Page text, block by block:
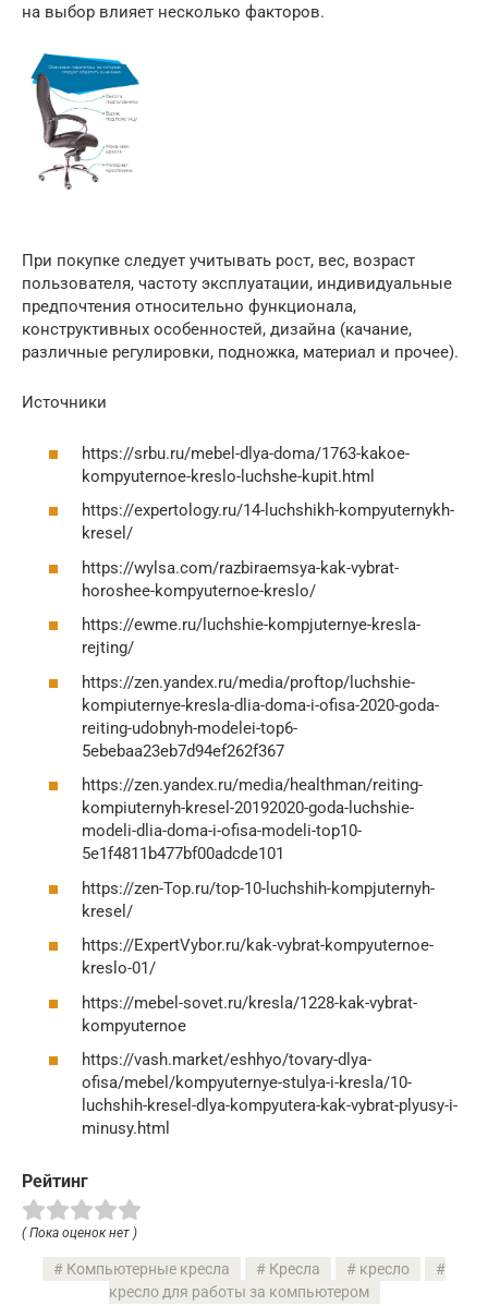
на выбор влияет несколько факторов.
При покупке следует учитывать рост, вес, возраст
пользователя, частоту эксплуатации, индивидуальные
предпочтения относительно функционала,
конструктивных особенностей, дизайна (качание,
различные регулировки, подножка, материал и прочее).
Источники
https://srbu.ru/mebel-dlya-doma/1763-kakoe-
kompyuternoe-kreslo-luchshe-kupit.html
https://expertology.ru/14-luchshikh-kompyuternykh-
kresel/
https://wylsa.com/razbiraemsya-kak-vybrat-
horoshee-kompyuternoe-kreslo/
https://ewme.ru/luchshie-kompjuternye-kresla-
rejting/
https://zen.yandex.ru/media/proftop/luchshie-
kompiuternye-kresla-dlia-doma-i-ofisa-2020-goda-
reiting-udobnyh-modelei-top6-
5ebebaa23eb7d94ef262f367
https://zen.yandex.ru/media/healthman/reiting-
kompiuternyh-kresel-20192020-goda-luchshie-
modeli-dlia-doma-i-ofisa-modeli-top10-
5e1f4811b477bf00adcde101
https://zen-Top.ru/top-10-luchshih-kompjuternyh-
kresel/
https://ExpertVybor.ru/kak-vybrat-kompyuternoe-
kreslo-01/
https://mebel-sovet.ru/kresla/1228-kak-vybrat-
kompyuternoe
https://vash.market/eshhyo/tovary-dlya-
ofisa/mebel/kompyuternye-stulya-i-kresla/10-
luchshih-kresel-dlya-kompyutera-kak-vybrat-plyusy-i-
minusy.html
Рейтинг
( Пока оценок нет )
Компьютерные кресла Кресла
кресло
кресло для работы за компьютером